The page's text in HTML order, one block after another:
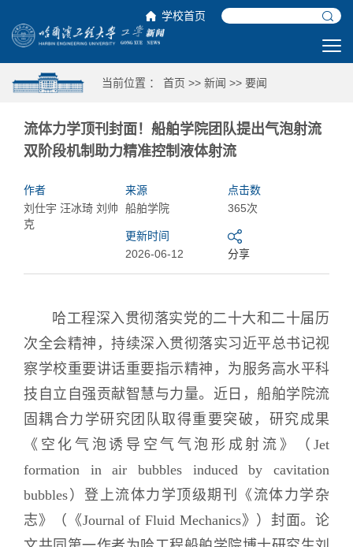
学校首页
当前位置 ： 首页 >> 新闻 >> 要闻
流体力学顶刊封面！船舶学院团队提出气泡射流
双阶段机制助力精准控制液体射流
作者
刘仕宇 汪冰琦 刘帅
克
来源
船舶学院
点击数
365次
更新时间
2026-06-12
分享
哈工程深入贯彻落实党的二十大和二十届历
次全会精神，持续深入贯彻落实习近平总书记视
察学校重要讲话重要指示精神，为服务高水平科
技自立自强贡献智慧与力量。近日，船舶学院流
固耦合力学研究团队取得重要突破，研究成果
《空化气泡诱导空气气泡形成射流》（Jet
formation in air bubbles induced by cavitation
bubbles）登上流体力学顶级期刊《流体力学杂
志》（《Journal of Fluid Mechanics》）封面。论